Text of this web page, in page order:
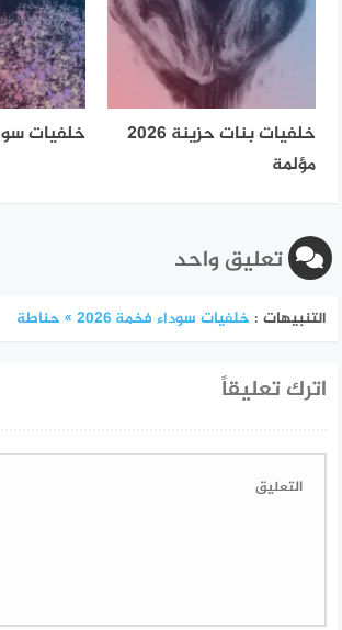
خلفيات بنات حزينة 2026
مؤلمة
خلفيات
تعليق واحد
التنبيهات : خلفيات سوداء فخمة 2026 » حناطة
اترك تعليقاً